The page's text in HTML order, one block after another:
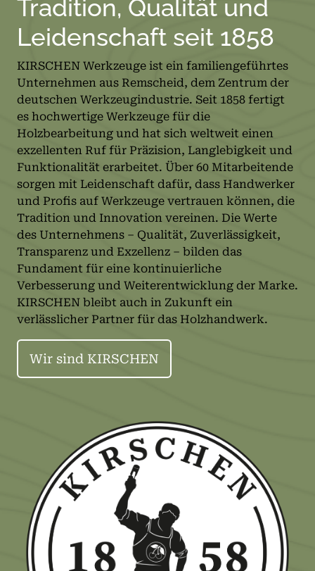
Tradition, Qualität und
Leidenschaft seit 1858
KIRSCHEN Werkzeuge ist ein familiengeführtes
Unternehmen aus Remscheid, dem Zentrum der
deutschen Werkzeugindustrie. Seit 1858 fertigt
es hochwertige Werkzeuge für die
Holzbearbeitung und hat sich weltweit einen
exzellenten Ruf für Präzision, Langlebigkeit und
Funktionalität erarbeitet. Über 60 Mitarbeitende
sorgen mit Leidenschaft dafür, dass Handwerker
und Profis auf Werkzeuge vertrauen können, die
Tradition und Innovation vereinen. Die Werte
des Unternehmens – Qualität, Zuverlässigkeit,
Transparenz und Exzellenz – bilden das
Fundament für eine kontinuierliche
Verbesserung und Weiterentwicklung der Marke.
KIRSCHEN bleibt auch in Zukunft ein
verlässlicher Partner für das Holzhandwerk.
Wir sind KIRSCHEN